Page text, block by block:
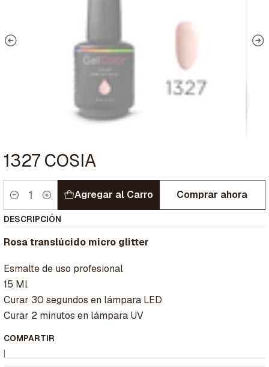
1327 COSIA
Cantidad
Agregar al Carro Comprar ahora
DESCRIPCIÓN
Rosa translúcido micro glitter
Esmalte de uso profesional
15 Ml
Curar 30 segundos en lámpara LED
Curar 2 minutos en lámpara UV
COMPARTIR
|